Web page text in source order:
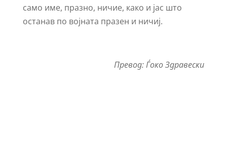
само име, празно, ничие, како и јас што
останав по војната празен и ничиј.
Превод: Ѓоко Здравески